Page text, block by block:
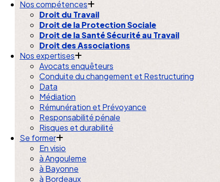
Nos compétences
Droit du Travail
Droit de la Protection Sociale
Droit de la Santé Sécurité au Travail
Droit des Associations
Nos expertises
Avocats enquêteurs
Conduite du changement et Restructuring
Data
Médiation
Rémunération et Prévoyance
Responsabilité pénale
Risques et durabilité
Se former
En visio
à Angouleme
à Bayonne
à Bordeaux